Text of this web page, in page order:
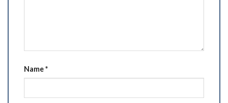
Name*